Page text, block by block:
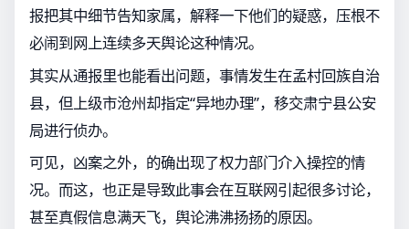
报把其中细节告知家属，解释一下他们的疑惑，压根不
必闹到网上连续多天舆论这种情况。
其实从通报里也能看出问题，事情发生在孟村回族自治
县，但上级市沧州却指定“异地办理”，移交肃宁县公安
局进行侦办。
可见，凶案之外，的确出现了权力部门介入操控的情
况。而这，也正是导致此事会在互联网引起很多讨论，
甚至真假信息满天飞，舆论沸沸扬扬的原因。